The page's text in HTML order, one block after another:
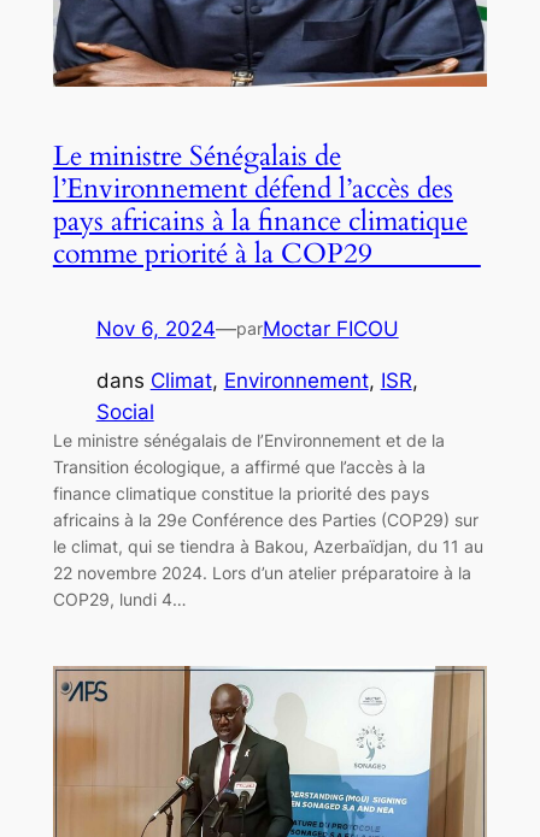
Le ministre Sénégalais de
l’Environnement défend l’accès des
pays africains à la finance climatique
comme priorité à la COP29
Nov 6, 2024—parMoctar FICOU
dans Climat, Environnement, ISR
Social
Le ministre sénégalais de l’Environnement et de la
Transition écologique, a affirmé que l’accès à la
finance climatique constitue la priorité des pays
africains à la 29e Conférence des Parties (COP29) sur
le climat, qui se tiendra à Bakou, Azerbaïdjan, du 11 au
22 novembre 2024. Lors d’un atelier préparatoire à la
COP29, lundi 4…